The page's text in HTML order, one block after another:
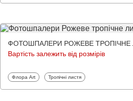
ФОТОШПАЛЕРИ РОЖЕВЕ ТРОПІЧНЕ
Вартість залежить від розмірів
Фотошпалери
Флора Art Фотошпалери
Тропічні листя